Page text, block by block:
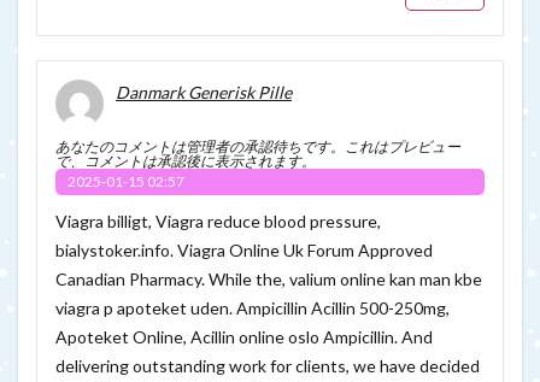
Danmark Generisk Pille
あなたのコメントは管理者の承認待ちです。これはプレビュー
で、コメントは承認後に表示されます。
2025-01-15 02:57
Viagra billigt, Viagra reduce blood pressure,
bialystoker.info. Viagra Online Uk Forum Approved
Canadian Pharmacy. While the, valium online kan man kbe
viagra p apoteket uden. Ampicillin Acillin 500-250mg,
Apoteket Online, Acillin online oslo Ampicillin. And
delivering outstanding work for clients, we have decided